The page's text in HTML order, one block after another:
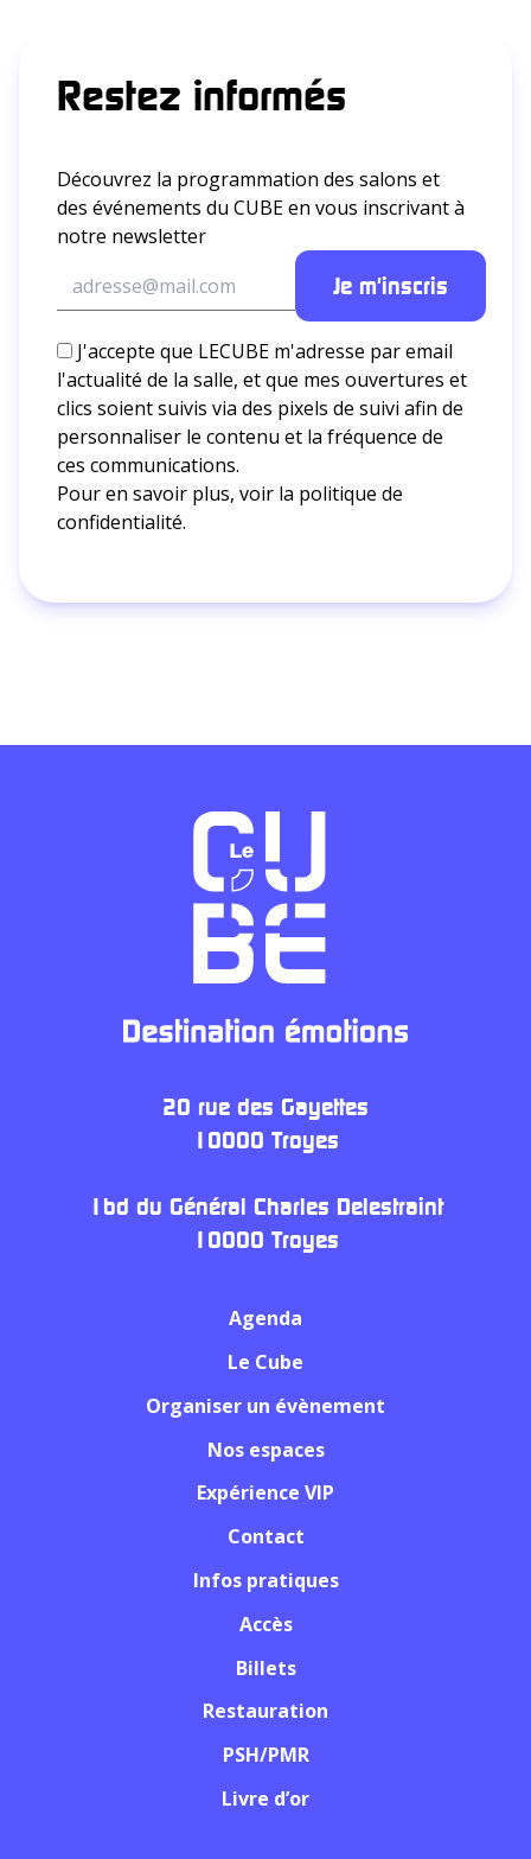
Restez informés
Découvrez la programmation des salons et
des événements du CUBE en vous inscrivant à
notre newsletter
J'accepte que LECUBE m'adresse par email
l'actualité de la salle, et que mes ouvertures et
clics soient suivis via des pixels de suivi afin de
personnaliser le contenu et la fréquence de
ces communications.
Pour en savoir plus, voir la politique de
confidentialité.
20 rue des Gayettes
10000 Troyes
1bd du Général Charles Delestraint
10000 Troyes
Agenda
Le Cube
Organiser un évènement
Nos espaces
Expérience VIP
Contact
Infos pratiques
Accès
Billets
Restauration
PSH/PMR
Livre d’or